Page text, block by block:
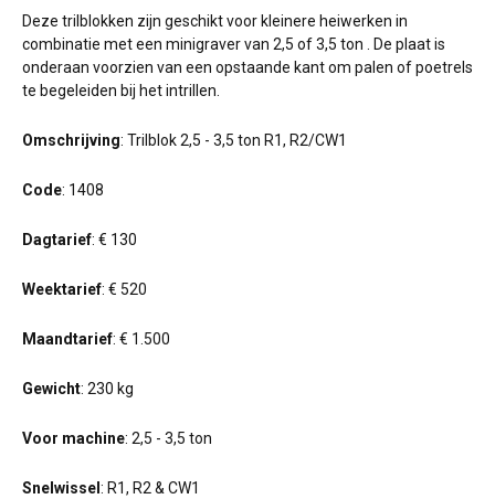
Deze trilblokken zijn geschikt voor kleinere heiwerken in
combinatie met een minigraver van 2,5 of 3,5 ton . De plaat is
onderaan voorzien van een opstaande kant om palen of poetrels
te begeleiden bij het intrillen.
Omschrijving: Trilblok 2,5 - 3,5 ton R1, R2/CW1
Code: 1408
Dagtarief: € 130
Weektarief: € 520
Maandtarief: € 1.500
Gewicht: 230 kg
Voor machine: 2,5 - 3,5 ton
Snelwissel : R1, R2 & CW1